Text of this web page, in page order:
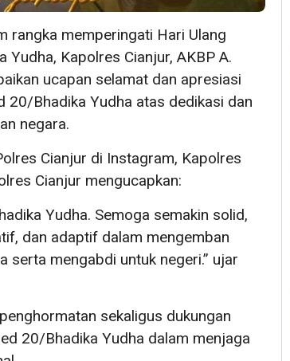
rangka memperingati Hari Ulang
Kapolres Cianjur, AKBP A.
ucapan selamat dan apresiasi
20/Bhadika Yudha atas dedikasi dan
negara.
Cianjur di Instagram, Kapolres
Cianjur mengucapkan:
Yudha. Semoga semakin solid,
dan adaptif dalam mengemban
serta mengabdi untuk negeri.” ujar
sekaligus dukungan
20/Bhadika Yudha dalam menjaga